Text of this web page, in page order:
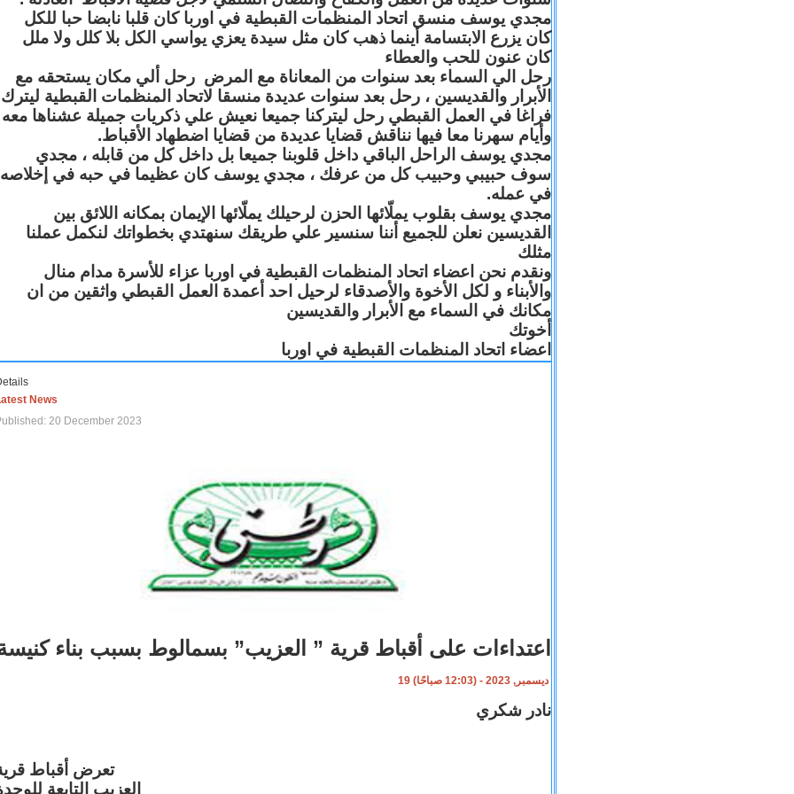
مجدي يوسف منسق اتحاد المنظمات القبطية في اوربا كان قلبا نابضا حبا للكل
كان يزرع الابتسامة أينما ذهب كان مثل سيدة يعزي يواسي الكل بلا كلل ولا ملل
كان عنون للحب والعطاء
رحل الي السماء بعد سنوات من المعاناة مع المرض رحل ألي مكان يستحقه مع
الأبرار والقديسين ، رحل بعد سنوات عديدة منسقا لاتحاد المنظمات القبطية ليترك
فراغا في العمل القبطي رحل ليتركنا جميعا نعيش علي ذكريات جميلة عشناها معه
وأيام سهرنا معا فيها نناقش قضايا عديدة من قضايا اضطهاد الأقباط.
مجدي يوسف الراحل الباقي داخل قلوبنا جميعا بل داخل كل من قابله ، مجدي
سوف حبيبي وحبيب كل من عرفك ، مجدي يوسف كان عظيما في حبه في إخلاصه
في عمله.
مجدي يوسف بقلوب يملّائها الحزن لرحيلك يملّائها الإيمان بمكانه اللائق بين
القديسين نعلن للجميع أننا سنسير علي طريقك سنهتدي بخطواتك لنكمل عملنا
مثلك
ونقدم نحن اعضاء اتحاد المنظمات القبطية في اوربا عزاء للأسرة مدام منال
والأبناء و لكل الأخوة والأصدقاء لرحيل احد أعمدة العمل القبطي واثقين من ان
مكانك في السماء مع الأبرار والقديسين
أخوتك
اعضاء اتحاد المنظمات القبطية في اوربا
News
20 December 2023
اعتداءات على أقباط قرية ” العزيب” بسمالوط بسبب بناء
19 ديسمبر, 2023 - (12:03 صباحًا)
نادر شكري
تعرض أقباط
العزيب التابعة